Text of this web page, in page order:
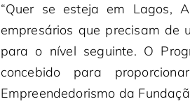
“Quer se esteja em Lagos,
empresários que precisam de
para o nível seguinte. O
concebido para
Empreendedorismo da